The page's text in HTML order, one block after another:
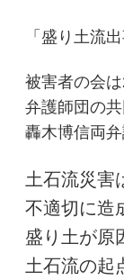
「盛り土流
被害者の会
弁護師団の
轟木博信両弁
土石流災害
不適切に造
盛り土が原
土石流の起